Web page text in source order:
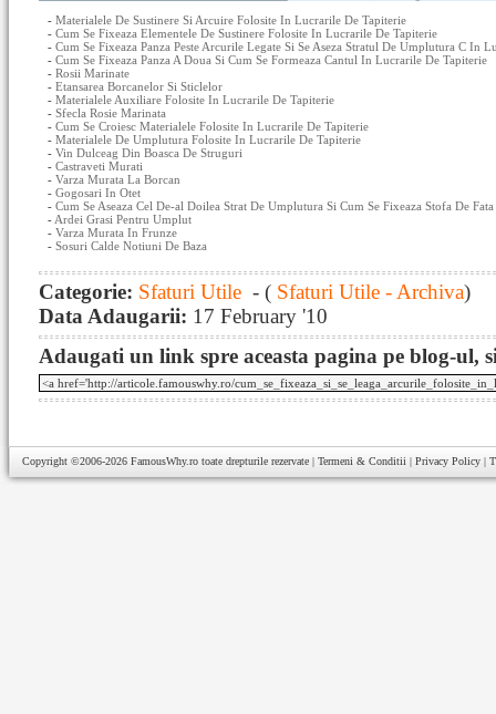
- Materialele De Sustinere Si Arcuire Folosite In Lucrarile De Tapiterie
- Cum Se Fixeaza Elementele De Sustinere Folosite In Lucrarile De Tapiterie
- Cum Se Fixeaza Panza Peste Arcurile Legate Si Se Aseza Stratul De Umplutura C In
- Cum Se Fixeaza Panza A Doua Si Cum Se Formeaza Cantul In Lucrarile De Tapiterie
- Rosii Marinate
- Etansarea Borcanelor Si Sticlelor
- Materialele Auxiliare Folosite In Lucrarile De Tapiterie
- Sfecla Rosie Marinata
- Cum Se Croiesc Materialele Folosite In Lucrarile De Tapiterie
- Materialele De Umplutura Folosite In Lucrarile De Tapiterie
- Vin Dulceag Din Boasca De Struguri
- Castraveti Murati
- Varza Murata La Borcan
- Gogosari In Otet
- Cum Se Aseaza Cel De-al Doilea Strat De Umplutura Si Cum Se Fixeaza Stofa De
- Ardei Grasi Pentru Umplut
- Varza Murata In Frunze
- Sosuri Calde Notiuni De Baza
Categorie: Sfaturi Utile - ( Sfaturi Utile - Archiva)
Data Adaugarii: 17 February '10
Adaugati un link spre aceasta pagina pe blog-ul,
Copyright ©2006-2026 FamousWhy.ro toate drepturile rezervate | Termeni & Conditii | Privacy Policy |